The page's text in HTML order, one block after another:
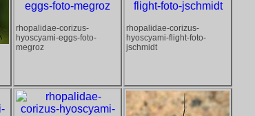
rhopalidae-corizus-
hyoscyami-eggs-foto-
megroz
rhopalidae-corizus-
hyoscyami-flight-foto-
jschmidt